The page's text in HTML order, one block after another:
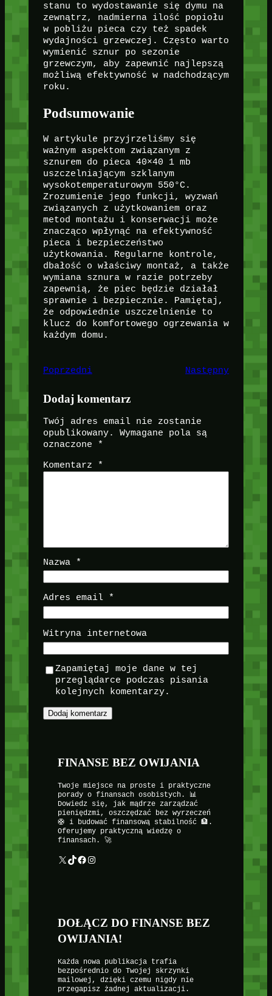
stanu to wydostawanie się dymu na
zewnątrz, nadmierna ilość popiołu
w pobliżu pieca czy też spadek
wydajności grzewczej. Często warto
wymienić sznur po sezonie
grzewczym, aby zapewnić najlepszą
możliwą efektywność w nadchodzącym
roku.
Podsumowanie
W artykule przyjrzeliśmy się
ważnym aspektom związanym z
sznurem do pieca 40×40 1 mb
uszczelniającym szklanym
wysokotemperaturowym 550°C.
Zrozumienie jego funkcji, wyzwań
związanych z użytkowaniem oraz
metod montażu i konserwacji może
znacząco wpłynąć na efektywność
pieca i bezpieczeństwo
użytkowania. Regularne kontrole,
dbałość o właściwy montaż, a także
wymiana sznura w razie potrzeby
zapewnią, że piec będzie działał
sprawnie i bezpiecznie. Pamiętaj,
że odpowiednie uszczelnienie to
klucz do komfortowego ogrzewania w
każdym domu.
Poprzedni Następny
Dodaj komentarz
Twój adres email nie zostanie
opublikowany.
Wymagane pola są
oznaczone
*
Komentarz *
Nazwa *
Adres email *
Witryna internetowa
Zapamiętaj moje dane w tej
przeglądarce podczas pisania
kolejnych komentarzy.
FINANSE BEZ OWIJANIA
Twoje miejsce na proste i praktyczne
porady o finansach osobistych. 📊
Dowiedz się, jak mądrze zarządzać
pieniędzmi, oszczędzać bez wyrzeczeń
🛟 i budować finansową stabilność 🏦.
Oferujemy praktyczną wiedzę o
finansach. 🚀
X TikTok Facebook Instagram
DOŁĄCZ DO FINANSE BEZ
OWIJANIA!
Każda nowa publikacja trafia
bezpośrednio do Twojej skrzynki
mailowej, dzięki czemu nigdy nie
przegapisz żadnej aktualizacji.